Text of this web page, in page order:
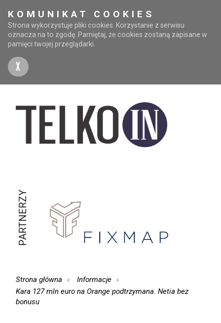
KOMUNIKAT COOKIES
Strona wykorzystuje pliki cookies. Korzystanie z serwisu
oznacza na to zgodę. Pamiętaj, że cookies zostaną zapisane w
pamięci twojej przeglądarki.
X
PARTNERZY
Strona główna
Informacje
Kara 127 mln euro na Orange podtrzymana. Netia bez
bonusu